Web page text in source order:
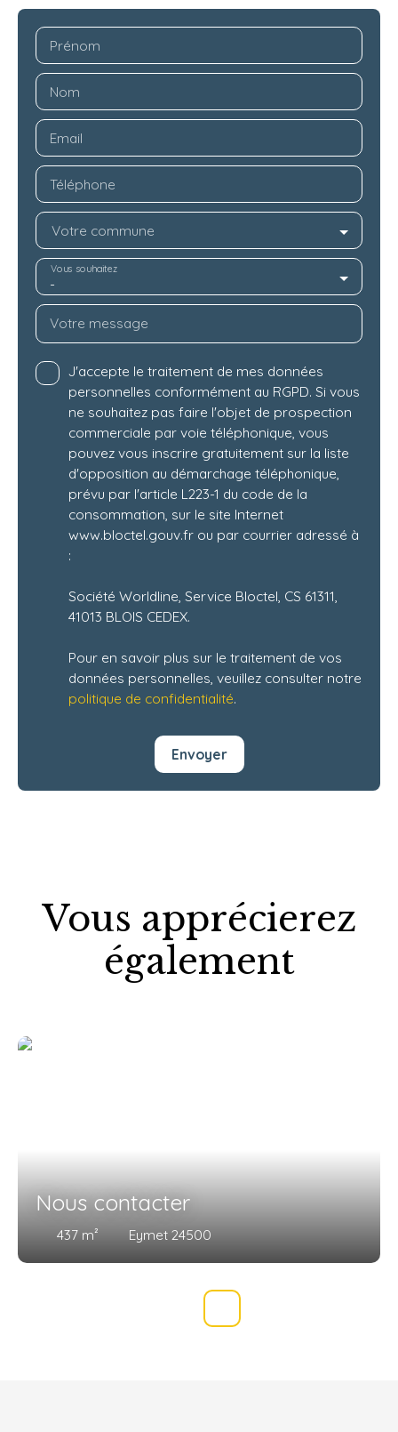
Prénom
Nom
Email
Téléphone
Votre commune
-
Vous souhaitez
Votre message
J'accepte le traitement de mes données
personnelles conformément au RGPD. Si vous
ne souhaitez pas faire l'objet de prospection
commerciale par voie téléphonique, vous
pouvez vous inscrire gratuitement sur la liste
d'opposition au démarchage téléphonique,
prévu par l'article L223-1 du code de la
consommation, sur le site Internet
www.bloctel.gouv.fr ou par courrier adressé à
:
Société Worldline, Service Bloctel, CS 61311,
41013 BLOIS CEDEX.
Pour en savoir plus sur le traitement de vos
données personnelles, veuillez consulter notre
politique de confidentialité.
Envoyer
Vous apprécierez
également
Nous contacter
437 m² Eymet 24500